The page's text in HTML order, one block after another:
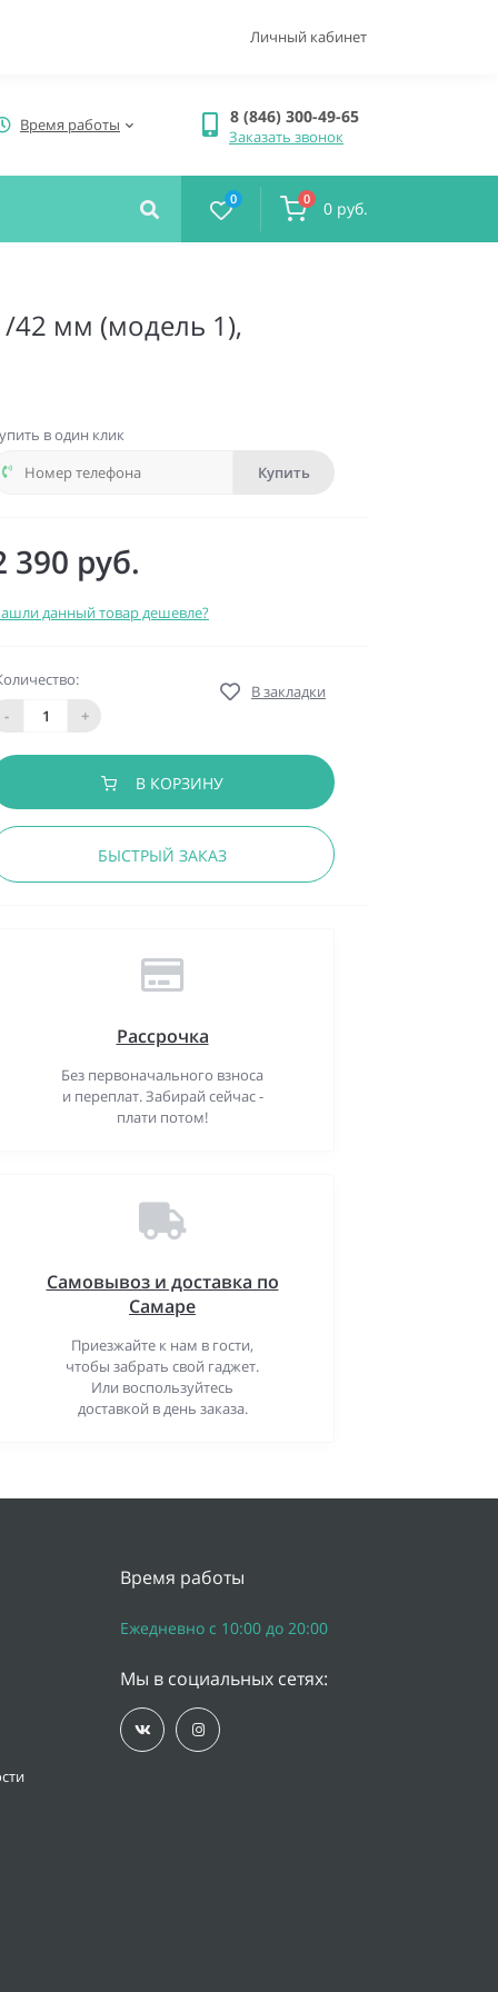
Личный кабинет
Время работы 8 (846) 300-49-65
Заказать звонок
0 0 0 руб.
42 мм (модель 1),
в один клик
Купить
390 руб.
данный товар дешевле?
-
+
В закладки
В КОРЗИНУ
БЫСТРЫЙ ЗАКАЗ
Рассрочка
Без первоначального взноса
и переплат. Забирай сейчас -
плати потом!
Самовывоз и доставка по
Самаре
Приезжайте к нам в гости,
чтобы забрать свой гаджет.
Или воспользуйтесь
доставкой в день заказа.
Время работы
Ежедневно с 10:00 до 20:00
Мы в социальных сетях: